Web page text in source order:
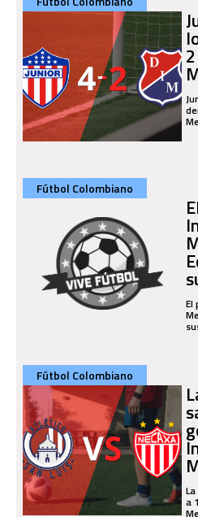
Fútbol Colombiano
El
Fútbol Colombiano
a